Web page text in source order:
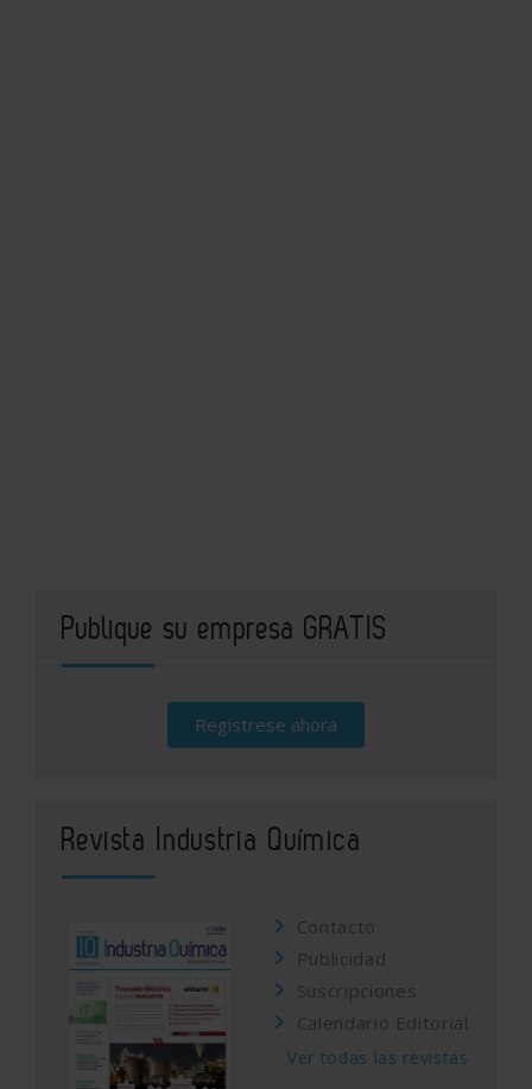
Publique su empresa GRATIS
Regístrese ahora
Revista Industria Química
Contacto
Publicidad
Suscripciones
Calendario Editorial
Ver todas las revistas